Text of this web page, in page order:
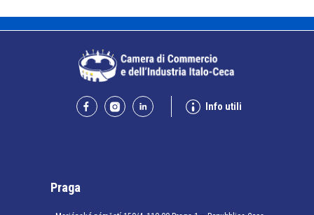
Info utili
Praga